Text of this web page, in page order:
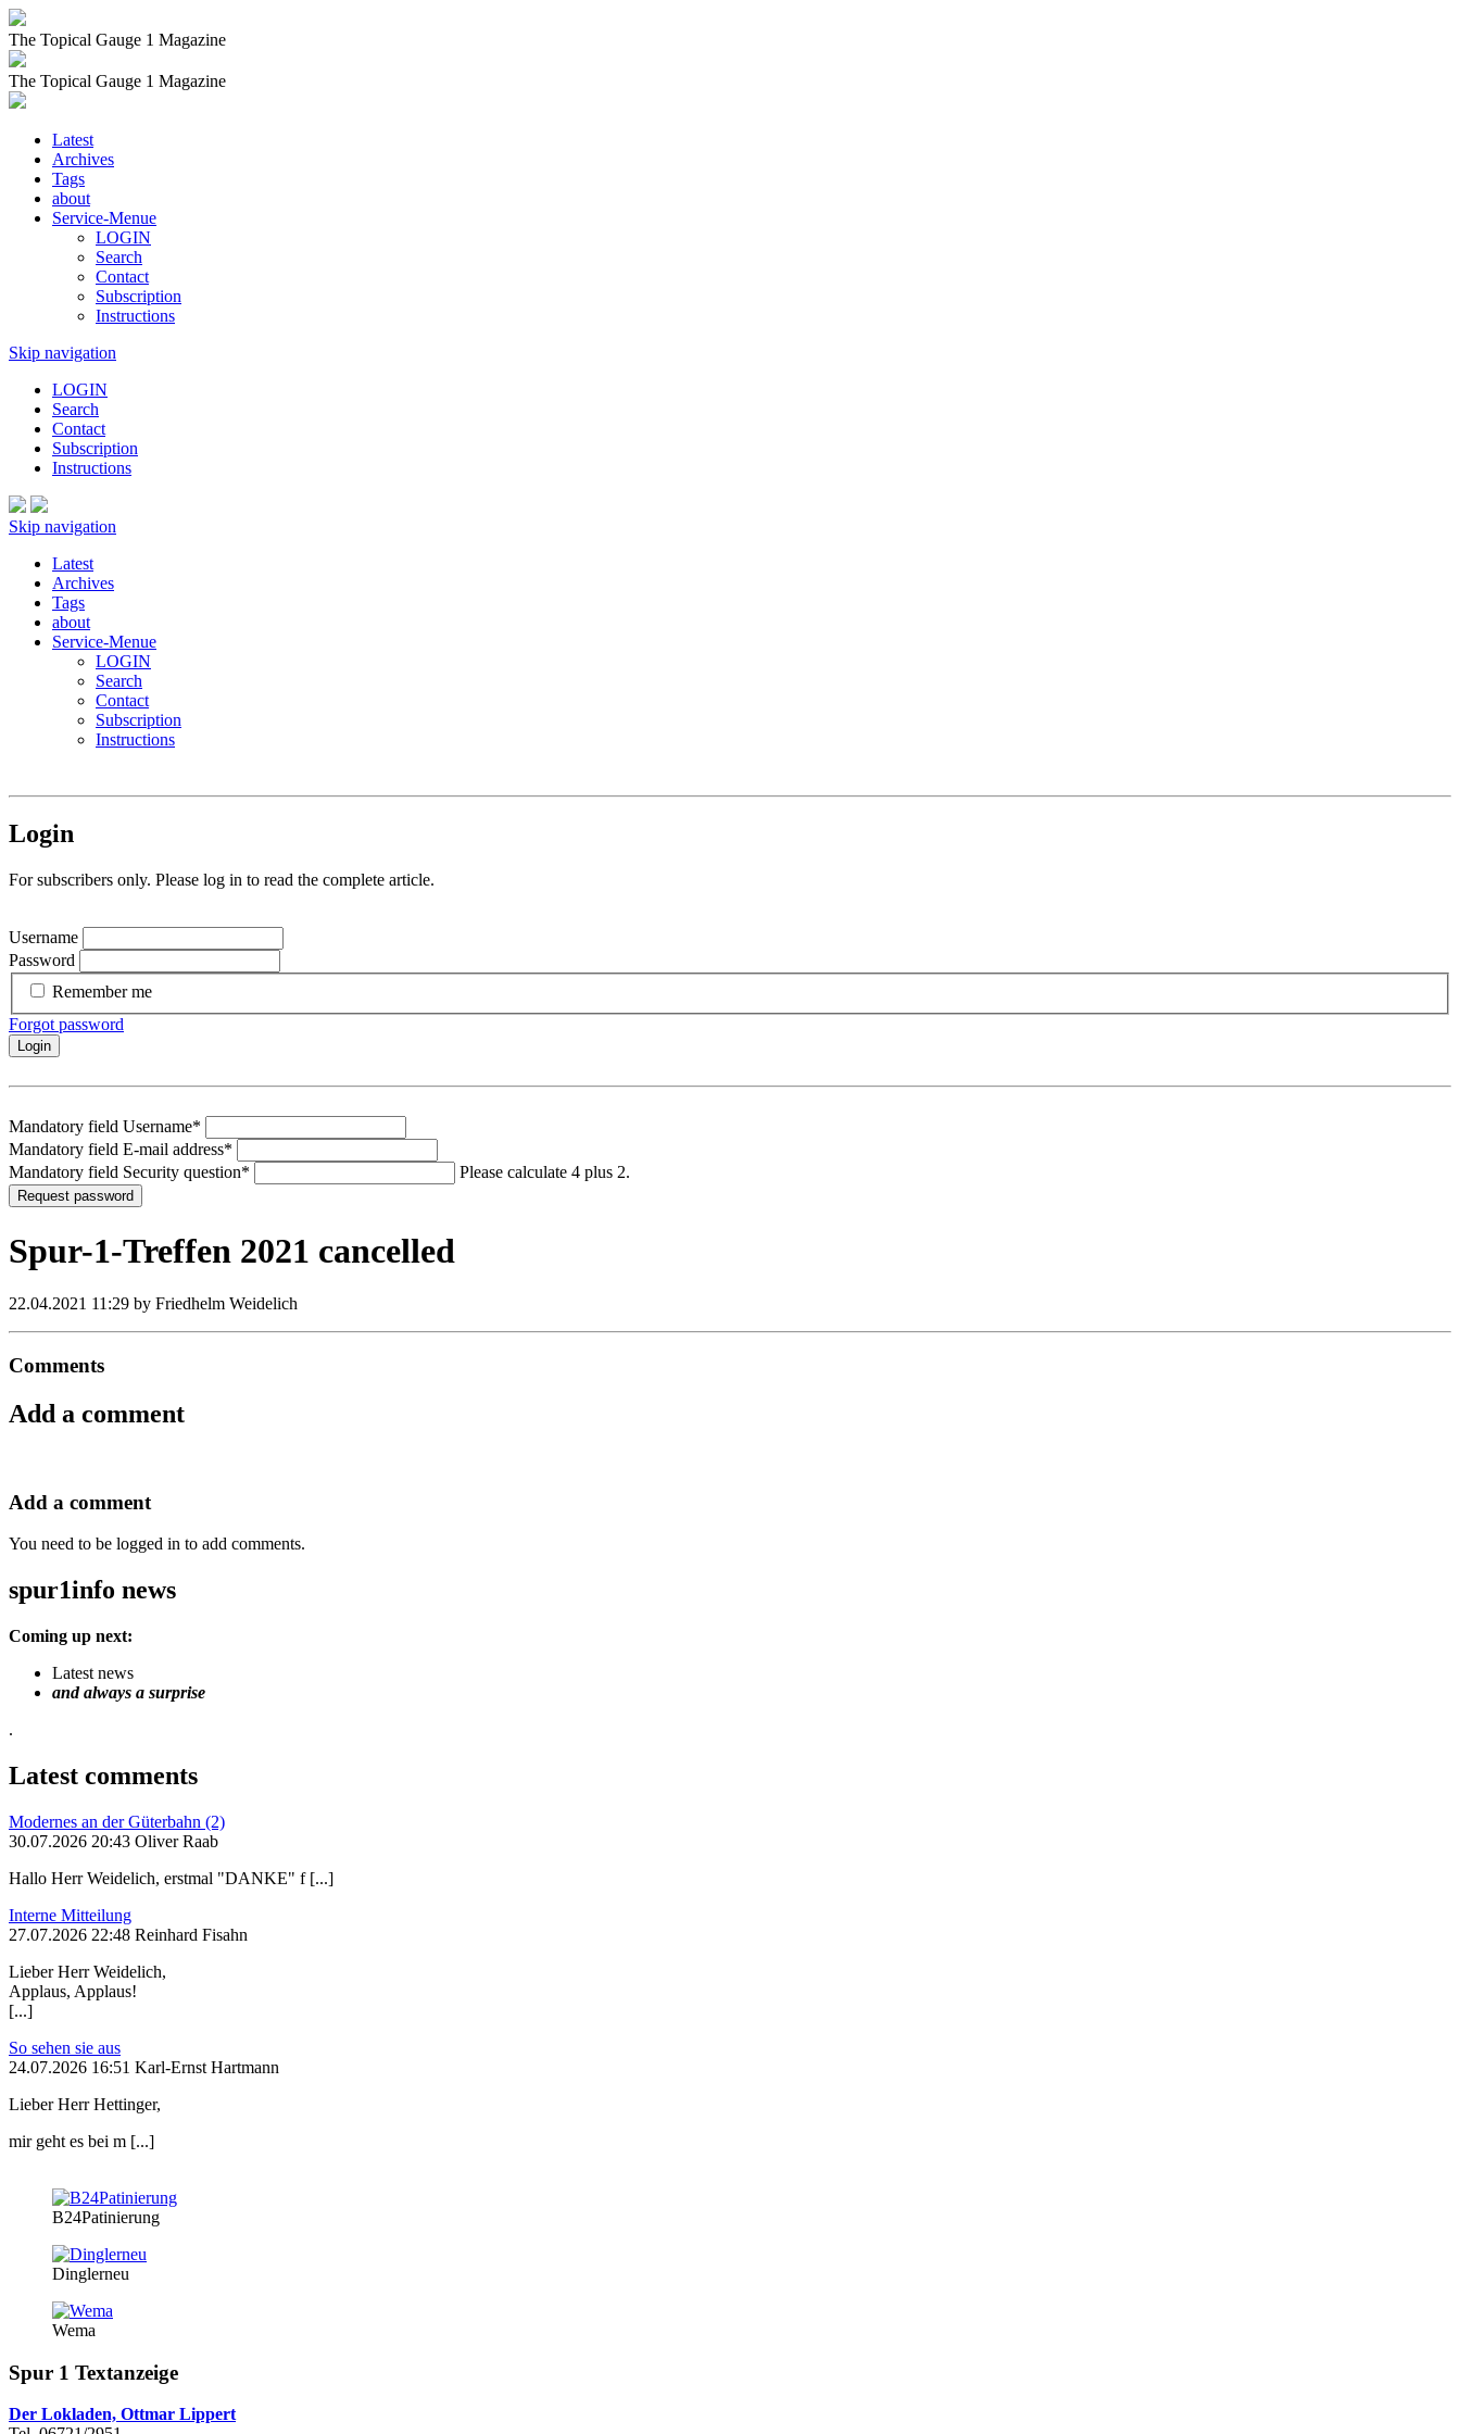
The Topical Gauge 1 Magazine
The Topical Gauge 1 Magazine
Latest
Archives
Tags
about
Service-Menue
LOGIN
Search
Contact
Subscription
Instructions
Skip navigation
LOGIN
Search
Contact
Subscription
Instructions
Skip navigation
Latest
Archives
Tags
about
Service-Menue
LOGIN
Search
Contact
Subscription
Instructions
Login
For subscribers only. Please log in to read the complete article.
Username
Password
Remember me
Forgot password
Login
Mandatory field Username*
Mandatory field E-mail address*
Mandatory field Security question* Please calculate 4 plus 2.
Request password
Spur-1-Treffen 2021 cancelled
22.04.2021 11:29 by Friedhelm Weidelich
Comments
Add a comment
Add a comment
You need to be logged in to add comments.
spur1info news
Coming up next:
Latest news
and always a surprise
.
Latest comments
Modernes an der Güterbahn (2)
30.07.2026 20:43 Oliver Raab
Hallo Herr Weidelich, erstmal "DANKE" f [...]
Interne Mitteilung
27.07.2026 22:48 Reinhard Fisahn
Lieber Herr Weidelich,
Applaus, Applaus!
[...]
So sehen sie aus
24.07.2026 16:51 Karl-Ernst Hartmann
Lieber Herr Hettinger,
mir geht es bei m [...]
B24Patinierung
Dinglerneu
Wema
Spur 1 Textanzeige
Der Lokladen, Ottmar Lippert